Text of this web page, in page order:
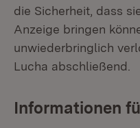
die Sicherheit, dass
Anzeige bringen
unwiederbringlich
Lucha abschließend.
Informationen